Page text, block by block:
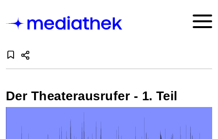
Der Theaterausrufer - 1. Teil